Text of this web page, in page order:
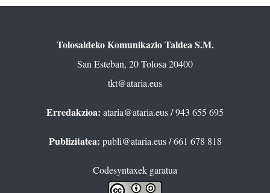
Tolosaldeko Komunikazio Taldea S.M.
San Esteban, 20 Tolosa 20400
tkt@ataria.eus
Erredakzioa: ataria@ataria.eus/ 943 655 695
Publizitatea: publi@ataria.eus/ 661 678 818
Codesyntaxek garatua